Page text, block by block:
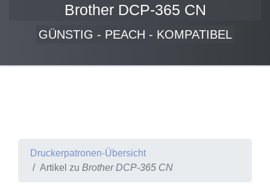
Brother DCP-365 CN
GÜNSTIG - PEACH - KOMPATIBEL
Druckerpatronen-Übersicht
Artikel zu Brother DCP-365 CN